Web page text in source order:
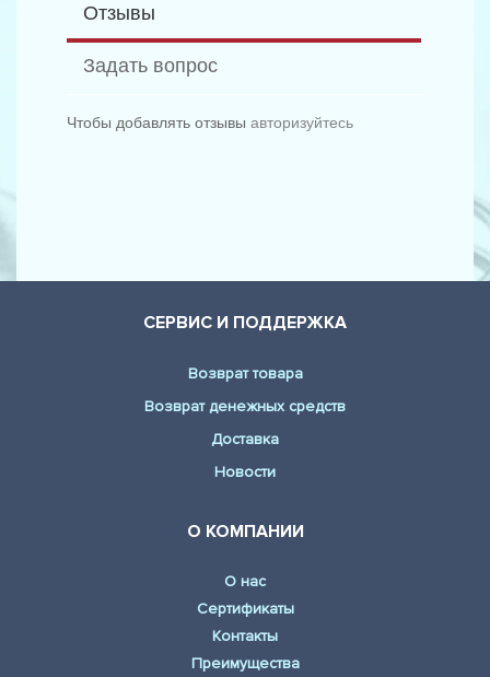
Отзывы
Задать вопрос
Чтобы добавлять отзывы авторизуйтесь
СЕРВИС И ПОДДЕРЖКА
Возврат товара
Возврат денежных средств
Доставка
Новости
О КОМПАНИИ
О нас
Сертификаты
Контакты
Преимущества